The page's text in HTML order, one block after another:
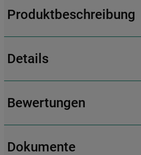
Produktbeschreibung
Details
Bewertungen
Dokumente